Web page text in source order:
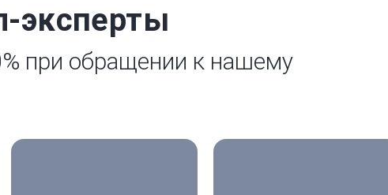
эксперты
при обращении к нашему